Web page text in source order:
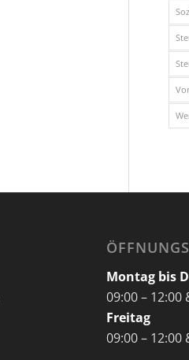
Montag bis
09:00 – 12:00
Freitag
09:00 – 12:00